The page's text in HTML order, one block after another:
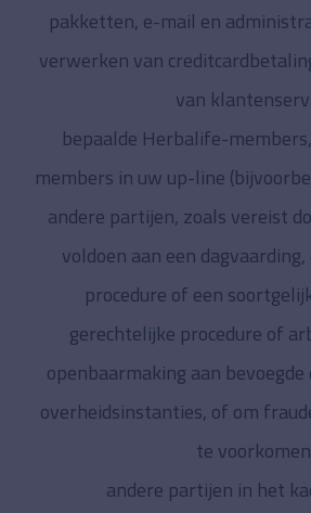
pakketten, e-mail en
verwerken van
van
bepaalde Herbalife-
members in uw up-line
andere partijen, zoals vereist
voldoen aan een
procedure of een
gerechtelijke procedure of
openbaarmaking aan
overheidsinstanties, of om
te
andere partijen in het